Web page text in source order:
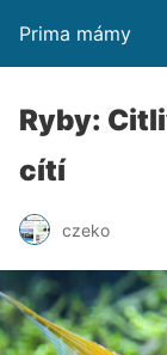
Prima mámy
Ryby:
cítí
czeko